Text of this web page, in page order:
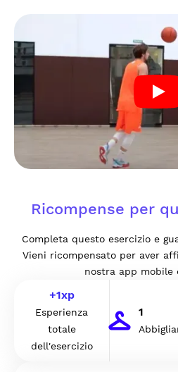
Ricompense per
Completa questo esercizio e
Vieni ricompensato per aver
nostra app mobile
+1xp
Esperienza
totale
dell'esercizio
1